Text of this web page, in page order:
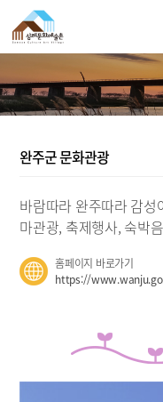
완주군 문화관광
바람따라 완주따라 감성
마관광, 축제행사, 숙박
홈페이지 바로가기
https://